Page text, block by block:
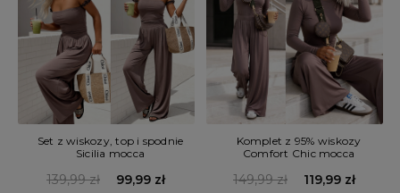
Set z wiskozy, top i spodnie
Sicilia mocca
139,99 zł 99,99 zł
Komplet z 95% wiskozy
Comfort Chic mocca
149,99 zł 119,99 zł